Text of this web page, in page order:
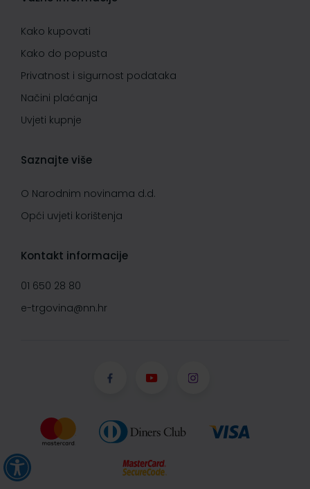
Kako kupovati
Kako do popusta
Privatnost i sigurnost podataka
Načini plaćanja
Uvjeti kupnje
Saznajte više
O Narodnim novinama d.d.
Opći uvjeti korištenja
Kontakt informacije
01 650 28 80
e-trgovina@nn.hr